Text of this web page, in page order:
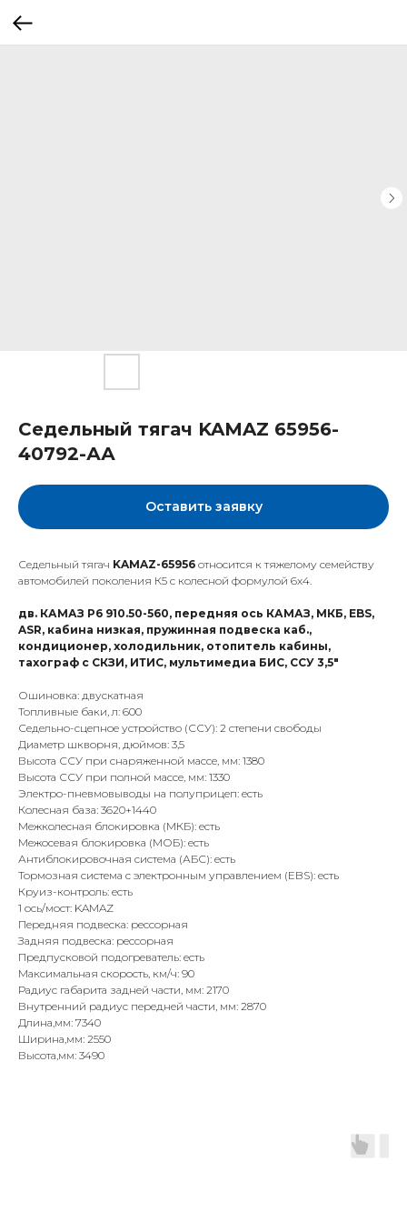
Седельный тягач KAMAZ 65956-
40792-АА
Оставить заявку
Седельный тягач KAMAZ-65956 относится к тяжелому семейству
автомобилей поколения К5 с колесной формулой 6х4.
дв. КАМАЗ Р6 910.50-560, передняя ось КАМАЗ, МКБ, EBS,
ASR, кабина низкая, пружинная подвеска каб.,
кондиционер, холодильник, отопитель кабины,
тахограф с СКЗИ, ИТИС, мультимедиа БИС, ССУ 3,5"
Ошиновка: двускатная
Топливные баки, л: 600
Седельно-сцепное устройство (ССУ): 2 степени свободы
Диаметр шкворня, дюймов: 3,5
Высота ССУ при снаряженной массе, мм: 1380
Высота ССУ при полной массе, мм: 1330
Электро-пневмовыводы на полуприцеп: есть
Колесная база: 3620+1440
Межколесная блокировка (МКБ): есть
Межосевая блокировка (МОБ): есть
Антиблокировочная система (АБС): есть
Тормозная система с электронным управлением (EBS): есть
Круиз-контроль: есть
1 ось/мост: KAMAZ
Передняя подвеска: рессорная
Задняя подвеска: рессорная
Предпусковой подогреватель: есть
Максимальная скорость, км/ч: 90
Радиус габарита задней части, мм: 2170
Внутренний радиус передней части, мм: 2870
Длина,мм: 7340
Ширина,мм: 2550
Высота,мм: 3490